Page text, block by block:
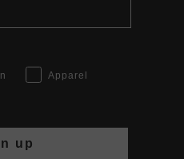
Apparel
up